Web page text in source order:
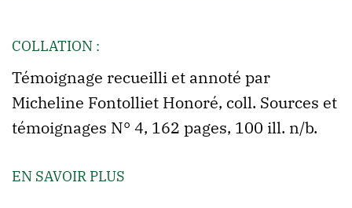
COLLATION :
Témoignage recueilli et annoté par
Micheline Fontolliet Honoré, coll. Sources et
témoignages N° 4, 162 pages, 100 ill. n/b.
EN SAVOIR PLUS